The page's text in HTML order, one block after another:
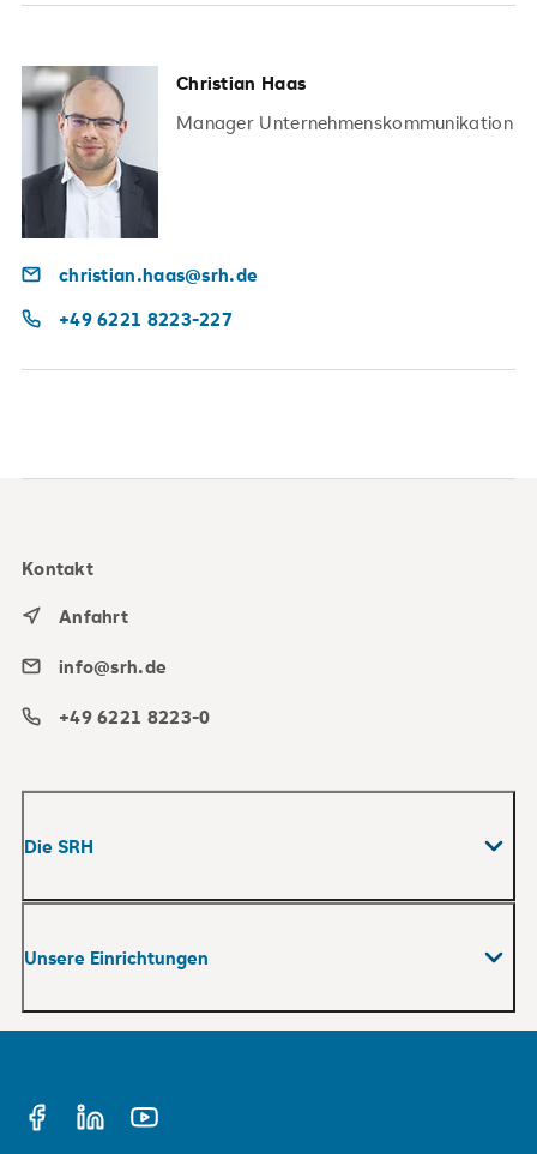
Christian Haas
Manager Unternehmenskommunikation
christian.haas@srh.de
+49 6221 8223-227
Die SRH
Management
Aufsichtsrat
Nachhaltigkeitsstrategie
Unsere Einrichtungen
Hochschulen & Universität
Schulen
Kontakt
Anfahrt
info@srh.de
+49 6221 8223-0
FacebookLinkedInYouTube